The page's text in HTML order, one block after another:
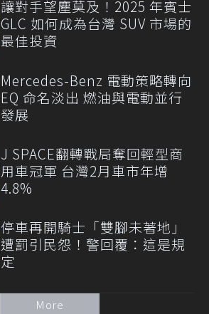
讓對手望塵莫及！2025 年賓士
GLC 如何成為台灣 SUV 市場的
最佳投資
Mercedes-Benz 電動策略轉向
EQ 命名淡出 燃油與電動並行
發展
J SPACE翻轉戰局奪回輕型商
用車冠軍 台灣2月車市年增
4.8%
停車再開騎士「雙腳未著地」
遭罰引民怨！警回覆：這是規
定
More